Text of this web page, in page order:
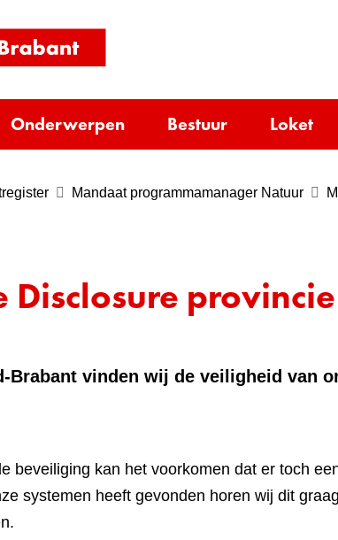
homepage)
Onderwerpen Bestuur Loket
Mandaat programmamanager Natuur
Disclosure
Brabant vinden wij de veiligheid van
beveiliging kan het voorkomen dat er toch
systemen heeft gevonden horen wij dit